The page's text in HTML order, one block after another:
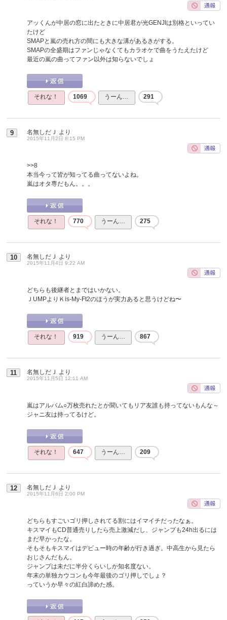
アッくんが中居の窓に出たときに中居君が光GENJIは別格といってい
たけど
SMAPと嵐の売れ方の間にも大きな溝があるきがする。
SMAPの全盛期はファンじゃなくてもカラオケで曲をうたえたけど
最近の嵐の曲ってファン以外は知らないでしょ
それな！ 1069 うーん… 291
9 名無しだＪ より
2015年11月2日 8:15 PM
>>8
本当今って皆が知ってる曲ってないよね。
嵐はオタ専だもん。。。
それな！ 770 うーん… 275
10 名無しだＪ より
2015年11月4日 9:22 AM
どちらも後継者とまではいかない。
ＪUMPよりＫis-My-Ft2のほうが実力あると思うけどね〜
それな！ 919 うーん… 867
11 名無しだＪ より
2015年11月5日 12:11 AM
嵐はアルバム○万枚売れたとか聞いてもリア友誰も持ってないもんな～
ジャニ友は持ってるけど。
それな！ 647 うーん… 209
12 名無しだＪ より
2015年11月6日 2:00 PM
どちらもすごいゴリ押しされてる割にはイマイチだったなぁ。
キスマイもCD普通売りしたら売上激減だし、ジャンプも24h出るには
まだ早かったな。
そもそもキスマイはデビュー時の年齢が行き過ぎ。中高生から見たら
おじさんだもん。
ジャンプは未だに半分くらいしか知名度ない。
年末の単独カウコンも今年最後のゴリ押しでしょ？
っていうか早々の紅白諦めた感。